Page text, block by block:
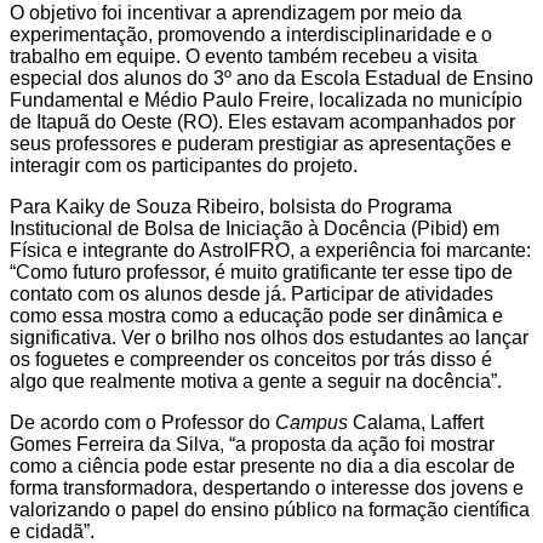
O objetivo foi incentivar a aprendizagem por meio da
experimentação, promovendo a interdisciplinaridade e o
trabalho em equipe. O evento também recebeu a visita
especial dos alunos do 3º ano da Escola Estadual de Ensino
Fundamental e Médio Paulo Freire, localizada no município
de Itapuã do Oeste (RO). Eles estavam acompanhados por
seus professores e puderam prestigiar as apresentações e
interagir com os participantes do projeto.
Para Kaiky de Souza Ribeiro, bolsista do Programa
Institucional de Bolsa de Iniciação à Docência (Pibid) em
Física e integrante do AstroIFRO, a experiência foi marcante:
“Como futuro professor, é muito gratificante ter esse tipo de
contato com os alunos desde já. Participar de atividades
como essa mostra como a educação pode ser dinâmica e
significativa. Ver o brilho nos olhos dos estudantes ao lançar
os foguetes e compreender os conceitos por trás disso é
algo que realmente motiva a gente a seguir na docência”.
De acordo com o Professor do Campus Calama, Laffert
Gomes Ferreira da Silva, “a proposta da ação foi mostrar
como a ciência pode estar presente no dia a dia escolar de
forma transformadora, despertando o interesse dos jovens e
valorizando o papel do ensino público na formação científica
e cidadã”.